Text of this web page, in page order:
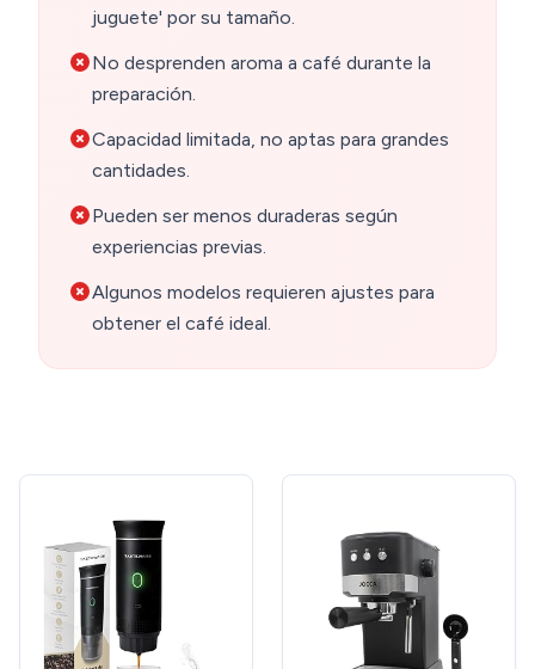
juguete' por su tamaño.
No desprenden aroma a café durante la
preparación.
Capacidad limitada, no aptas para grandes
cantidades.
Pueden ser menos duraderas según
experiencias previas.
Algunos modelos requieren ajustes para
obtener el café ideal.